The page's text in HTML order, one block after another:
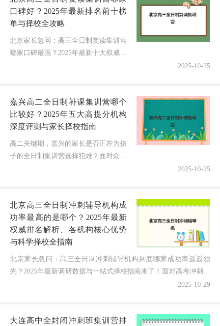
口碑好？2025年最新排名前十榜
单与择校全攻略
北京家长急问：高三全日制复读集训营
哪家口碑最强？2025年最新十大权威排
2025-10-25
嘉兴高二全日制补课集训营哪个
比较好？2025年五大高提分机构
深度评测与家长择校指南
高二关键期，嘉兴的家长是否正在为孩
子的全日制集训营选择犯难？面对众多
2025-10-25
北京高三全日制冲刺辅导机构成
功率最高的是哪个？2025年最新
权威排名解析、各机构核心优势
与科学择校全指南
北京家长急问：高三全日制冲刺辅导机构到底哪家成功率遥遥领
先？2025年最新调研数据与一站式择校指南来了！面对高考冲刺的
白热化竞争，无数北京家庭正焦灼地刷着成功率榜单——北...2025-10-29
大连高中全封闭冲刺班集训营排